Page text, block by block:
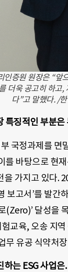
인증원 원장은 “앞
더욱 공고히 하
다”고 말했다. /
특징적인 부분은
국정과제를
바탕으로 현
가지고 있다.
보고서’를 발간
(Zero)’ 달성을
교육, 오송 지
무 유공 식약처
는 ESG 사업은.